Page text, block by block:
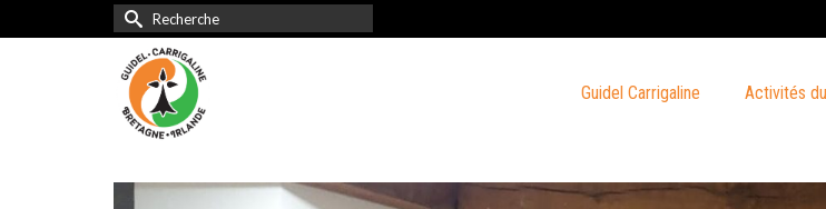
Rechercher :
Guidel Carrigaline Activités